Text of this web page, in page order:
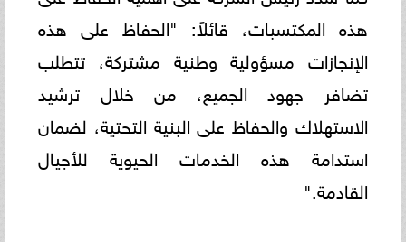
هذه المكتسبات، قائلاً: "الحفاظ على هذه
الإنجازات مسؤولية وطنية مشتركة، تتطلب
تضافر جهود الجميع، من خلال ترشيد
الاستهلاك والحفاظ على البنية التحتية، لضمان
استدامة هذه الخدمات الحيوية للأجيال
القادمة."